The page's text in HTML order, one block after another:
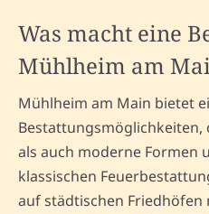
Was macht eine
Mühlheim am
Mühlheim am Main bietet
als auch moderne Formen
klassischen
auf städtischen